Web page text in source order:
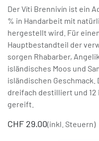
Der Víti Brennivín ist ein
% in Handarbeit mit
hergestellt wird. Für
Hauptbestandteil der
sorgen Rhabarber,
isländisches Moos und
isländischen
dreifach destilliert und 12
gereift.
CHF 29.00(inkl. Steuern)